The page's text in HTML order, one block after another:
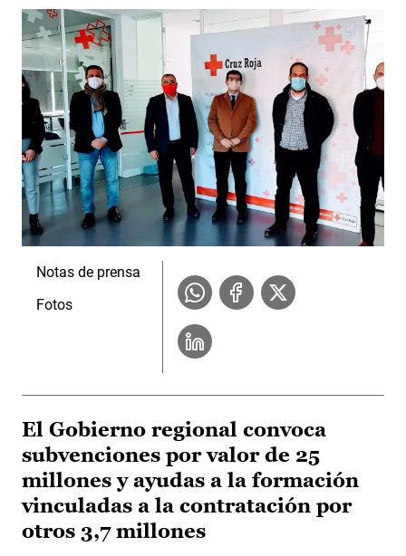
Notas de prensa
Fotos
El Gobierno regional convoca
subvenciones por valor de 25
millones y ayudas a la formación
vinculadas a la contratación por
otros 3,7 millones